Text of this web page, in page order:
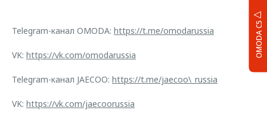
OMODA C5
Telegram-канал OMODA: https://t.me/omodarussia
VK: https://vk.com/omodarussia
Telegram-канал JAECOO: https://t.me/jaecoo\_russia
VK: https://vk.com/jaecoorussia